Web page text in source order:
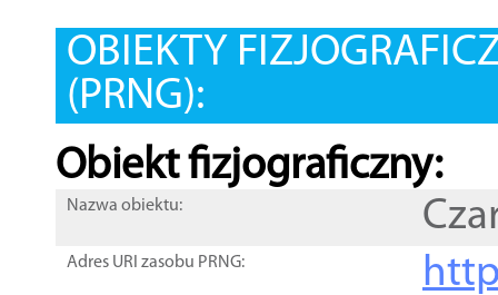
OBIEKTY
(PRNG):
Obiekt fizjograficzny:
Nazwa obiektu:
Adres URI zasobu PRNG: